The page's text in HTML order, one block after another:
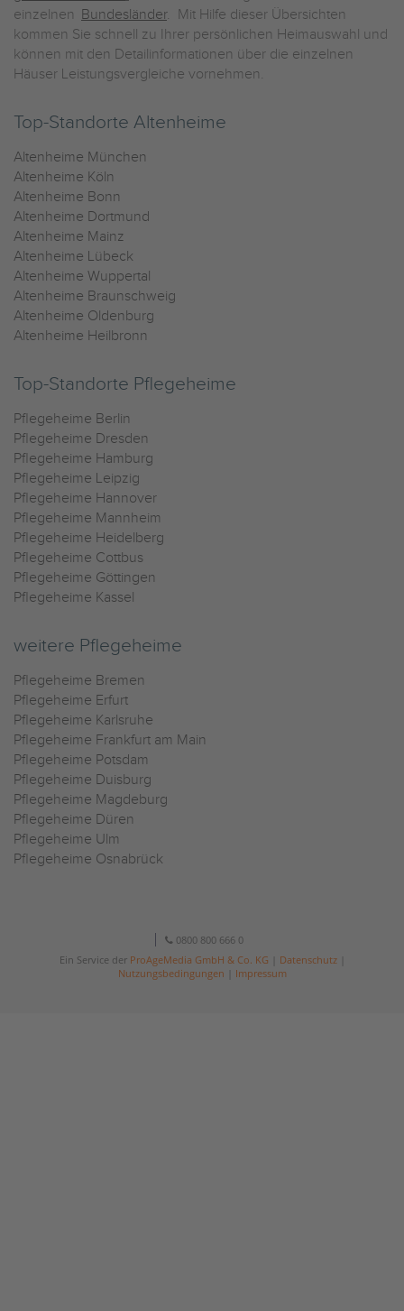
einzelnen Bundesländer. Mit Hilfe dieser Übersichten
kommen Sie schnell zu Ihrer persönlichen Heimauswahl und
können mit den Detailinformationen über die einzelnen
Häuser Leistungsvergleiche vornehmen.
Top-Standorte Altenheime
Altenheime München
Altenheime Köln
Altenheime Bonn
Altenheime Dortmund
Altenheime Mainz
Altenheime Lübeck
Altenheime Wuppertal
Altenheime Braunschweig
Altenheime Oldenburg
Altenheime Heilbronn
Top-Standorte Pflegeheime
Pflegeheime Berlin
Pflegeheime Dresden
Pflegeheime Hamburg
Pflegeheime Leipzig
Pflegeheime Hannover
Pflegeheime Mannheim
Pflegeheime Heidelberg
Pflegeheime Cottbus
Pflegeheime Göttingen
Pflegeheime Kassel
weitere Pflegeheime
Pflegeheime Bremen
Pflegeheime Erfurt
Pflegeheime Karlsruhe
Pflegeheime Frankfurt am Main
Pflegeheime Potsdam
Pflegeheime Duisburg
Pflegeheime Magdeburg
Pflegeheime Düren
Pflegeheime Ulm
Pflegeheime Osnabrück
0800 800 666 0
Ein Service der ProAgeMedia GmbH & Co. KG Datenschutz|
Nutzungsbedingungen
Impressum